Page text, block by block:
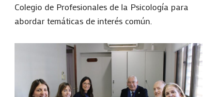
Colegio de Profesionales de la Psicología para
abordar temáticas de interés común.